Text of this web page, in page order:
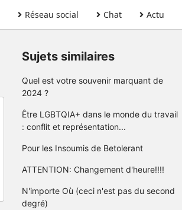
Réseau social Chat Actu
Sujets similaires
Quel est votre souvenir marquant de
2024 ?
Être LGBTQIA+ dans le monde du travail
: conflit et représentation...
Pour les Insoumis de Betolerant
ATTENTION: Changement d'heure!!!!
N'importe Où (ceci n'est pas du second
degré)